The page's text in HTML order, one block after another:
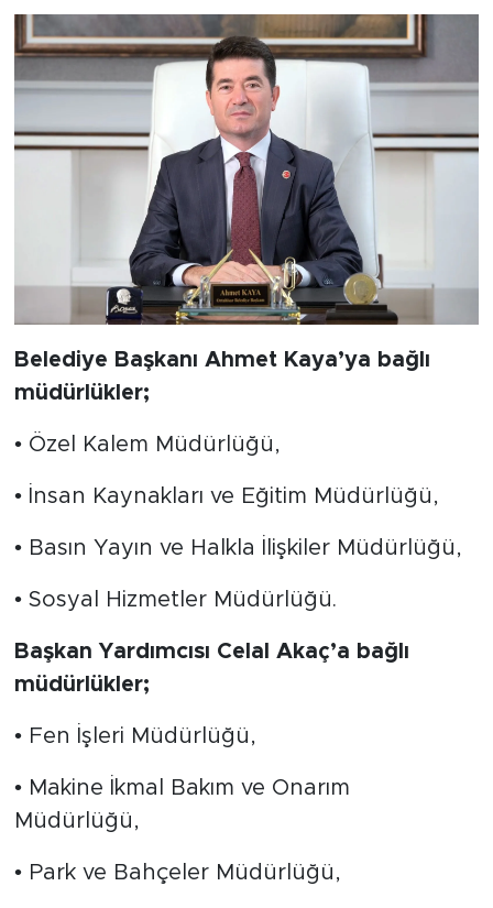
Belediye Başkanı Ahmet Kaya’ya bağlı
müdürlükler;
• Özel Kalem Müdürlüğü,
• İnsan Kaynakları ve Eğitim Müdürlüğü,
• Basın Yayın ve Halkla İlişkiler Müdürlüğü,
• Sosyal Hizmetler Müdürlüğü.
Başkan Yardımcısı Celal Akaç’a bağlı
müdürlükler;
• Fen İşleri Müdürlüğü,
• Makine İkmal Bakım ve Onarım
Müdürlüğü,
• Park ve Bahçeler Müdürlüğü,